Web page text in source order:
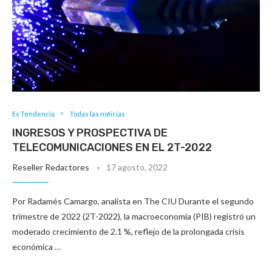
Es Tendencia Todas las noticias
INGRESOS Y PROSPECTIVA DE
TELECOMUNICACIONES EN EL 2T-2022
Reseller Redactores 17 agosto, 2022
Por Radamés Camargo, analista en The CIU Durante el segundo
trimestre de 2022 (2T-2022), la macroeconomía (PIB) registró un
moderado crecimiento de 2.1 %, reflejo de la prolongada crisis
económica …